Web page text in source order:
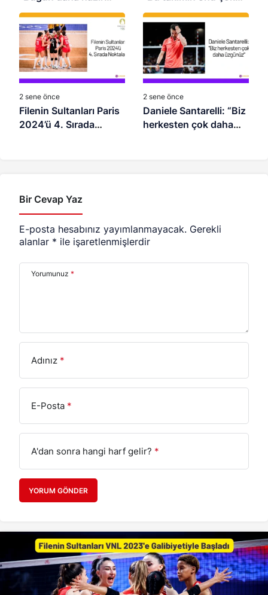
olan takım kazandı”
açık”
2 sene önce
Filenin Sultanları Paris
2024’ü 4. Sırada
2 sene önce
Daniele Santarelli: “Biz
herkesten çok daha
Bir Cevap Yaz
E-posta hesabınız yayımlanmayacak. Gerekli
alanlar * ile işaretlenmişlerdir
Yorumunuz *
Adınız *
E-Posta *
A'dan sonra hangi harf gelir? *
YORUM GÖNDER